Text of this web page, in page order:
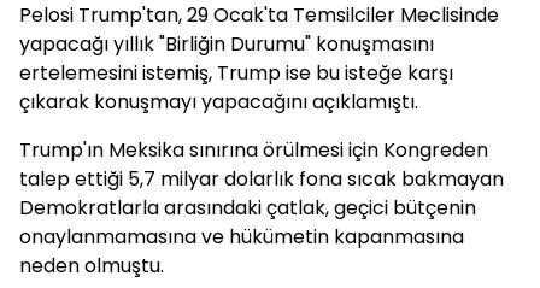
Pelosi Trump'tan, 29 Ocak'ta Temsilciler Meclisinde
yapacağı yıllık "Birliğin Durumu" konuşmasını
ertelemesini istemiş, Trump ise bu isteğe karşı
çıkarak konuşmayı yapacağını açıklamıştı.
Trump'ın Meksika sınırına örülmesi için Kongreden
talep ettiği 5,7 milyar dolarlık fona sıcak bakmayan
Demokratlarla arasındaki çatlak, geçici bütçenin
onaylanmamasına ve hükümetin kapanmasına
neden olmuştu.